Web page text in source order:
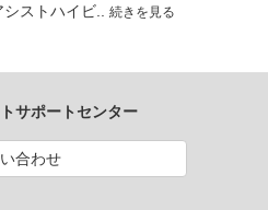
シストハイビ.. 続きを見る
サポートセンター
合わせ